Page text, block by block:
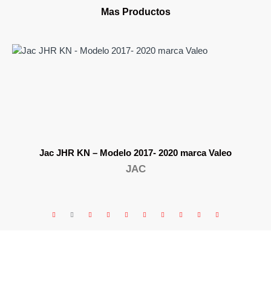
Mas Productos
Jac JHR KN – Modelo 2017- 2020 marca Valeo
JAC